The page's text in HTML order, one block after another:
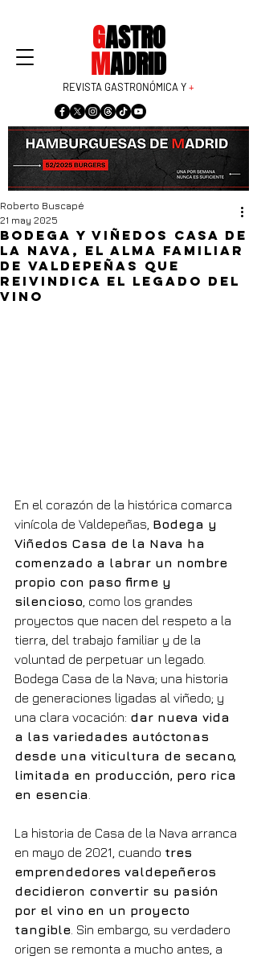
GASTRO
MADRID
REVISTA GASTRONÓMICA Y+
Bodega y Viñedos Casa de
la Nava, el alma familiar
de Valdepeñas que
reivindica el legado del
vino
Roberto Buscapé
21 may 2025
En el corazón de la histórica comarca
vinícola de Valdepeñas, Bodega y
Viñedos Casa de la Nava ha
comenzado a labrar un nombre
propio con paso firme y
silencioso , como los grandes
proyectos que nacen del respeto a la
tierra, del trabajo familiar y de la
voluntad de perpetuar un legado.
Bodega Casa de la Nava; una historia
de generaciones ligadas al viñedo; y
una clara vocación: dar nueva vida
a las variedades autóctonas
desde una viticultura de secano,
limitada en producción, pero rica
en esencia
La historia de Casa de la Nava arranca
en mayo de 2021, cuando tres
emprendedores valdepeñeros
decidieron convertir su pasión
por el vino en un proyecto
tangible . Sin embargo, su verdadero
origen se remonta a mucho antes, a